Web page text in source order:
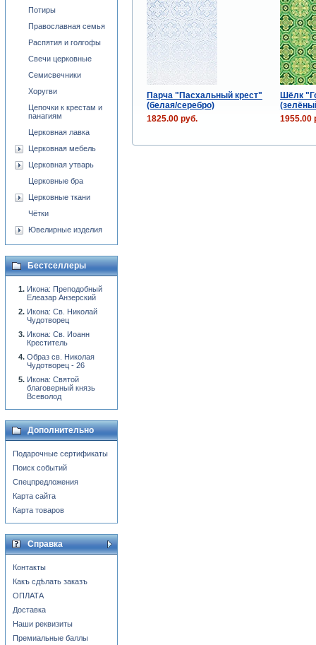
Парча "Пасхальный крест"
(белая/серебро)
Шёлк
1825.00 руб.
1955.00
Потиры
Православная семья
Распятия и голгофы
Свечи церковные
Семисвечники
Хоругви
Цепочки к крестам и
панагиям
Церковная лавка
Церковная мебель
Церковная утварь
Церковные бра
Церковные ткани
Чётки
Ювелирные изделия
Бестселлеры
Икона: Преподобный
Елеазар Анзерский
Икона: Св. Николай
Чудотворец
Икона: Св. Иоанн
Креститель
Образ св. Николая
Чудотворец - 26
Икона: Святой
благоверный князь
Всеволод
Дополнительно
Подарочные сертификаты
Поиск событий
Спецпредложения
Карта сайта
Карта товаров
Справка
Контакты
Какъ сдѣлать заказъ
ОПЛАТА
Доставка
Наши реквизиты
Премиальные баллы